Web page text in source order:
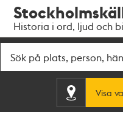
navigationen
huvudinnehållet
Historia i ord, ljud och
Visa